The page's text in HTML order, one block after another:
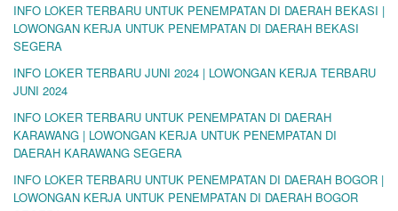
INFO LOKER TERBARU UNTUK PENEMPATAN DI DAERAH BEKASI |
LOWONGAN KERJA UNTUK PENEMPATAN DI DAERAH BEKASI
SEGERA
INFO LOKER TERBARU JUNI 2024 | LOWONGAN KERJA TERBARU
JUNI 2024
INFO LOKER TERBARU UNTUK PENEMPATAN DI DAERAH
KARAWANG | LOWONGAN KERJA UNTUK PENEMPATAN DI
DAERAH KARAWANG SEGERA
INFO LOKER TERBARU UNTUK PENEMPATAN DI DAERAH BOGOR |
LOWONGAN KERJA UNTUK PENEMPATAN DI DAERAH BOGOR